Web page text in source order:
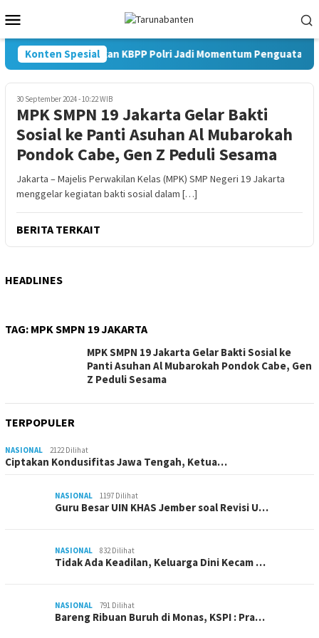
ke
kontenMobile
Konten SpesialPelantikan KBPP Polri Jadi Momentum Penguatan
30 September 2024 - 10:22 WIB
MPK SMPN 19 Jakarta Gelar Bakti
Sosial ke Panti Asuhan Al Mubarokah
Pondok Cabe, Gen Z Peduli Sesama
Jakarta – Majelis Perwakilan Kelas (MPK) SMP Negeri 19 Jakarta
menggelar kegiatan bakti sosial dalam […]
BERITA TERKAIT
HEADLINES
TAG: MPK SMPN 19 JAKARTA
MPK SMPN 19 Jakarta Gelar Bakti Sosial ke
Panti Asuhan Al Mubarokah Pondok Cabe, Gen
Z Peduli Sesama
TERPOPULER
NASIONAL 2122 Dilihat
Ciptakan Kondusifitas Jawa Tengah, Ketua…
NASIONAL 1197 Dilihat
Guru Besar UIN KHAS Jember soal Revisi U…
NASIONAL 832 Dilihat
Tidak Ada Keadilan, Keluarga Dini Kecam …
NASIONAL 791 Dilihat
Bareng Ribuan Buruh di Monas, KSPI : Pra…